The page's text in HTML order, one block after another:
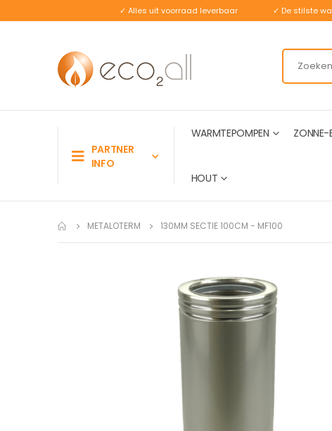
✓ Alles uit voorraad leverbaar ✓ De stilste
PARTNER
INFO
WARMTEPOMPEN ZONNE-
HOUT
METALOTERM 130MM SECTIE 100CM - MF100